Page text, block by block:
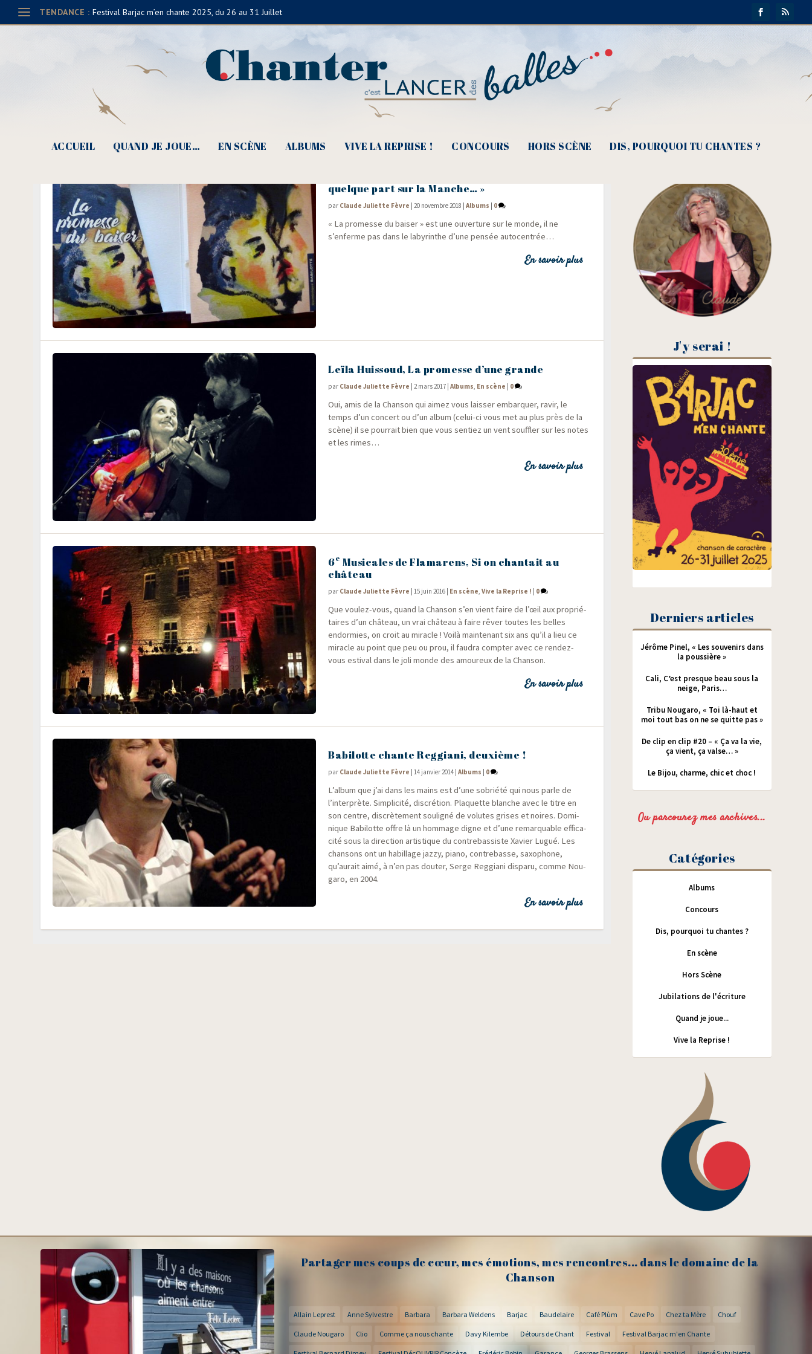
TENDANCE : Festival Barjac m’en chante 2025, du 26 au 31 Juillet
ACCUEIL QUAND JE JOUE… EN SCÈNE ALBUMS VIVE LA REPRISE ! CONCOURS HORS SCÈNE DIS, POURQUOI TU CHANTES ?
quelque part sur la Manche… »
par Claude Juliette Fèvre |20 novembre 2018 |Albums 0
« La pro­messe du bai­ser » est une ouver­ture sur le monde, il ne
s’enferme pas dans le laby­rinthe d’une pen­sée autocentrée…
En savoir plus
Leïla Huissoud, La promesse d’une grande
par Claude Juliette Fèvre |2 mars 2017 |Albums, En scène 0
Oui, amis de la Chan­son qui aimez vous lais­ser embar­quer, ravir, le
temps d’un concert ou d’un album (celui-ci vous met au plus près de la
scène) il se pour­rait bien que vous sen­tiez un vent souf­fler sur les notes
et les rimes…
En savoir plus
6e Musicales de Flamarens, Si on chantait au
château
par Claude Juliette Fèvre |15 juin 2016 En scène,Vive la Reprise ! 0
Que vou­lez-vous, quand la Chan­son s’en vient faire de l’œil aux pro­prié­
taires d’un châ­teau, un vrai châ­teau à faire rêver toutes les belles
endor­mies, on croit au miracle ! Voi­là main­te­nant six ans qu’il a lieu ce
miracle au point que peu ou prou, il fau­dra comp­ter avec ce ren­dez-
vous esti­val dans le joli monde des amou­reux de la Chanson.
En savoir plus
Babilotte chante Reggiani, deuxième !
par Claude Juliette Fèvre |14 janvier 2014 |Albums 0
L’album que j’ai dans les mains est d’une sobrié­té qui nous parle de
l’interprète. Sim­pli­ci­té, dis­cré­tion. Pla­quette blanche avec le titre en
son centre, dis­crè­te­ment sou­li­gné de volutes grises et noires. Domi­
nique Babi­lotte offre là un hom­mage digne et d’une remar­quable effi­ca­
ci­té sous la direc­tion artis­tique du contre­bas­siste Xavier Lugué. Les
chan­sons ont un habillage jaz­zy, pia­no, contre­basse, saxo­phone,
qu’aurait aimé, à n’en pas dou­ter, Serge Reg­gia­ni dis­pa­ru, comme Nou­
ga­ro, en 2004.
En savoir plus
J'y serai !
Derniers articles
Jérôme Pinel, « Les souvenirs dans
la poussière »
Cali, C’est presque beau sous la
neige, Paris…
Tribu Nougaro, « Toi là-haut et
moi tout bas on ne se quitte pas »
De clip en clip #20 – « Ça va la vie,
ça vient, ça valse… »
Le Bijou, charme, chic et choc !
Ou parcourez mes archives...
Catégories
Albums
Concours
Dis, pourquoi tu chantes ?
En scène
Hors Scène
Jubilations de l'écriture
Quand je joue...
Vive la Reprise !
Partager mes coups de cœur, mes émotions, mes rencontres... dans le domaine de la
Chanson
Allain Leprest Anne Sylvestre Barbara Barbara Weldens Barjac Baudelaire Café Plùm Cave Po Chez ta Mère Chouf
Claude Nougaro Clio Comme ça nous chante Davy Kilembe Détours de Chant Festival Festival Barjac m'en Chante